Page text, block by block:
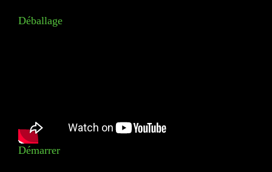
Déballage
Démarrer